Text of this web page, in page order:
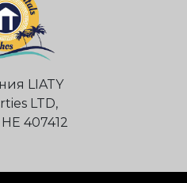
LIATY
LTD,
407412